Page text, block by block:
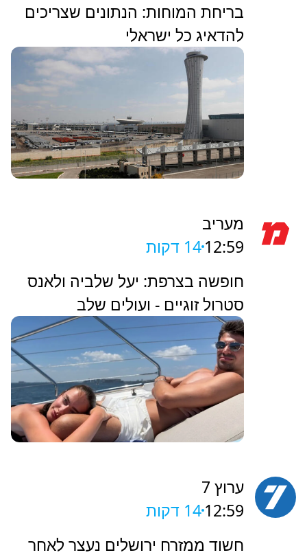
בריחת המוחות: הנתונים שצריכים
להדאיג כל ישראלי
מעריב
12:5914 דקות
חופשה בצרפת: יעל שלביה ולאנס
סטרול זוגיים - ועולים שלב
ערוץ 7
12:5914 דקות
‏חשוד ממזרח ירושלים נעצר לאחר